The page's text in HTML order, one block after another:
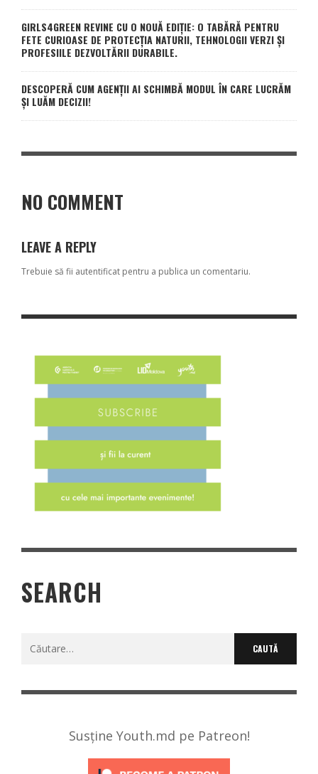
GIRLS4GREEN REVINE CU O NOUĂ EDIȚIE: O TABĂRĂ PENTRU
FETE CURIOASE DE PROTECȚIA NATURII, TEHNOLOGII VERZI ȘI
PROFESIILE DEZVOLTĂRII DURABILE.
DESCOPERĂ CUM AGENȚII AI SCHIMBĂ MODUL ÎN CARE LUCRĂM
ȘI LUĂM DECIZII!
NO COMMENT
LEAVE A REPLY
Trebuie să fii autentificat pentru a publica un comentariu.
SEARCH
Caută
Susține Youth.md pe Patreon!